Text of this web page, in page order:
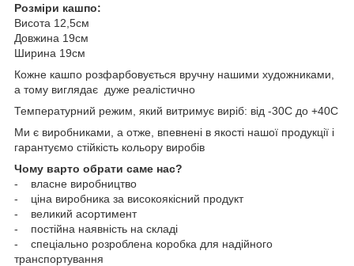
Розміри кашпо:
Висота 12,5см
Довжина 19см
Ширина 19см
Кожне кашпо розфарбовується вручну нашими художниками,
а тому виглядає дуже реалістично
Температурний режим, який витримує виріб: від -30С до +40С
Ми є виробниками, а отже, впевнені в якості нашої продукції і
гарантуємо стійкість кольору виробів
Чому варто обрати саме нас?
- власне виробництво
- ціна виробника за високоякісний продукт
- великий асортимент
- постійна наявність на складі
- спеціально розроблена коробка для надійного
транспортування